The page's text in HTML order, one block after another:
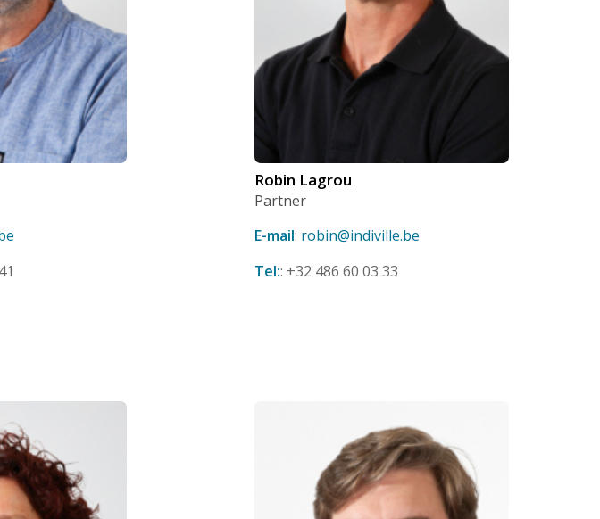
Robin Lagrou
Partner
E-mail: robin@indiville.be
Tel:: +32 486 60 03 33